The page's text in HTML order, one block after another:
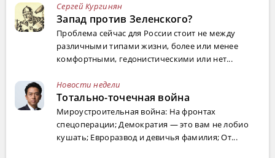
Сергей Кургинян
Запад против Зеленского?
Проблема сейчас для России стоит не между
различными типами жизни, более или менее
комфортными, гедонистическими или нет...
Новости недели
Тотально-точечная война
Мироустроительная война: На фронтах
спецоперации; Демократия — это вам не лобио
кушать; Евроразвод и девичья фамилия; От...